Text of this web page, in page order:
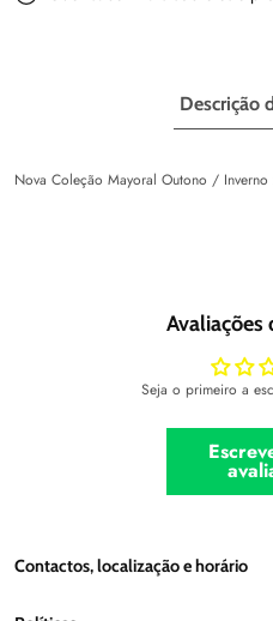
Descrição
Nova Coleção Mayoral Outono /
Avaliações
Seja o primeiro a
Contactos, localização e horário
Contactos,